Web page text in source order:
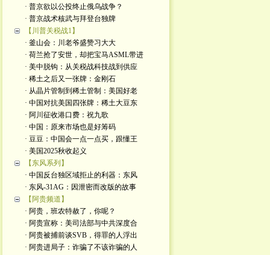
· 普京欲以公投终止俄乌战争？
· 普京战术核武与拜登台独牌
【川普关税战1】
· 釜山会：川老爷盛赞习大大
· 荷兰抢了安世，却把宝马ASML带进
· 美中脱钩：从关税战科技战到供应
· 稀土之后又一张牌：金刚石
· 从晶片管制到稀土管制：美国好老
· 中国对抗美国四张牌：稀土大豆东
· 阿川征收港口费：祝九歌
· 中国：原来市场也是好筹码
· 豆豆：中国会一点一点买，跟懂王
· 美国2025秋收起义
【东风系列】
· 中国反台独区域拒止的利器：东风
· 东风-31AG：因泄密而改版的故事
【阿贵频道】
· 阿贵，班农特赦了，你呢？
· 阿贵宣称：美司法部与中共深度合
· 阿贵被捕前谈SVB，得罪的人浮出
· 阿贵进局子：诈骗了不该诈骗的人